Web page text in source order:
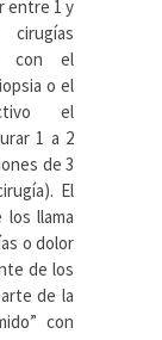
entre 1 y
con el
o el
el
1 a 2
de 3
El
llama
o dolor
de los
de la
con